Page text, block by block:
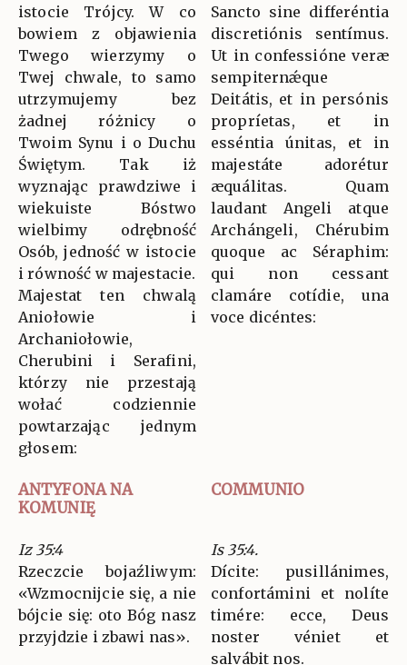
istocie Trójcy. W co
bowiem z objawienia
Twego wierzymy o
Twej chwale, to samo
utrzymujemy bez
żadnej różnicy o
Twoim Synu i o Duchu
Świętym. Tak iż
wyznając prawdziwe i
wiekuiste Bóstwo
wielbimy odrębność
Osób, jedność w istocie
i równość w majestacie.
Majestat ten chwalą
Aniołowie i
Archaniołowie,
Cherubini i Serafini,
którzy nie przestają
wołać codziennie
powtarzając jednym
głosem:
Sancto sine differéntia
discretiónis sentímus.
Ut in confessióne veræ
sempiternǽque
Deitátis, et in persónis
propríetas, et in
esséntia únitas, et in
majestáte adorétur
æquálitas. Quam
laudant Angeli atque
Archángeli, Chérubim
quoque ac Séraphim:
qui non cessant
clamáre cotídie, una
voce dicéntes:
ANTYFONA NA
KOMUNIĘ
COMMUNIO
Iz 35:4
Rzeczcie bojaźliwym:
«Wzmocnijcie się, a nie
bójcie się: oto Bóg nasz
przyjdzie i zbawi nas».
Is 35:4.
Dícite: pusillánimes,
confortámini et nolíte
timére: ecce, Deus
noster véniet et
salvábit nos.